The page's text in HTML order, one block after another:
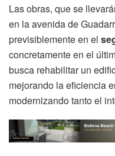
Las obras, que se
en la avenida de
previsiblemente en el
concretamente en el
busca rehabilitar un
mejorando la eficiencia
modernizando tanto el